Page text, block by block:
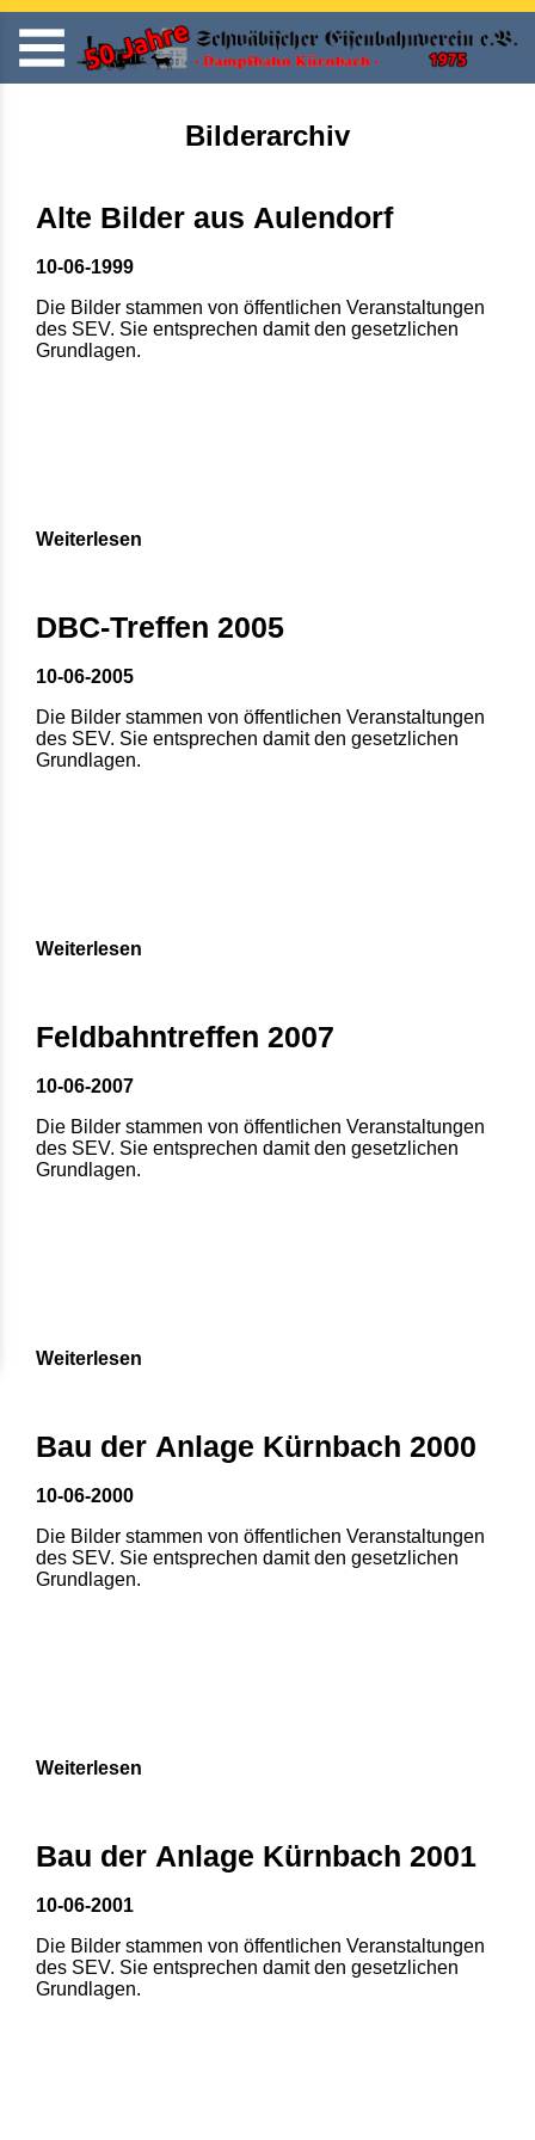
Bilderarchiv
Alte Bilder aus Aulendorf
10-06-1999
Die Bilder stammen von öffentlichen Veranstaltungen
des SEV. Sie entsprechen damit den gesetzlichen
Grundlagen.
Weiterlesen
DBC-Treffen 2005
10-06-2005
Die Bilder stammen von öffentlichen Veranstaltungen
des SEV. Sie entsprechen damit den gesetzlichen
Grundlagen.
Weiterlesen
Feldbahntreffen 2007
10-06-2007
Die Bilder stammen von öffentlichen Veranstaltungen
des SEV. Sie entsprechen damit den gesetzlichen
Grundlagen.
Weiterlesen
Bau der Anlage Kürnbach 2000
10-06-2000
Die Bilder stammen von öffentlichen Veranstaltungen
des SEV. Sie entsprechen damit den gesetzlichen
Grundlagen.
Weiterlesen
Bau der Anlage Kürnbach 2001
10-06-2001
Die Bilder stammen von öffentlichen Veranstaltungen
des SEV. Sie entsprechen damit den gesetzlichen
Grundlagen.